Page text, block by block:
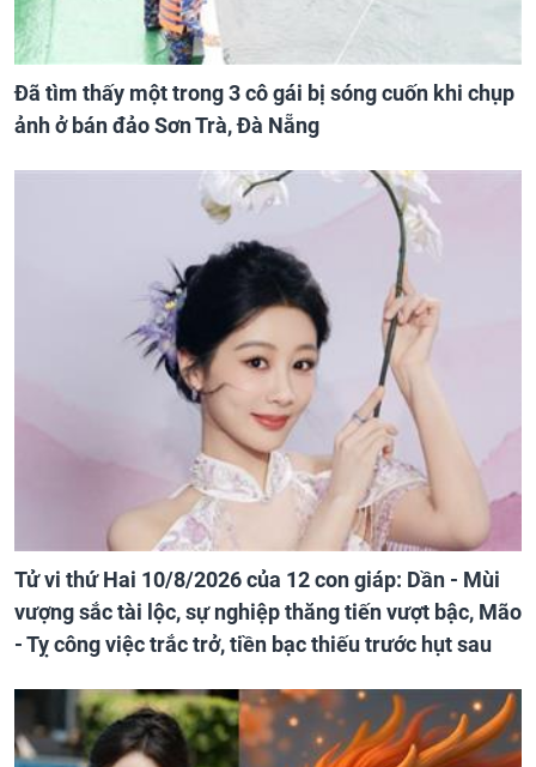
Đã tìm thấy một trong 3 cô gái bị sóng cuốn khi chụp
ảnh ở bán đảo Sơn Trà, Đà Nẵng
Tử vi thứ Hai 10/8/2026 của 12 con giáp: Dần - Mùi
vượng sắc tài lộc, sự nghiệp thăng tiến vượt bậc, Mão
- Tỵ công việc trắc trở, tiền bạc thiếu trước hụt sau